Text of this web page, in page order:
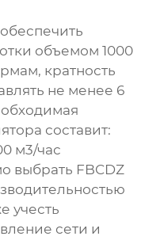
объемом 1000
кратность
не менее 6
составит:
м3/час
выбрать FBCDZ
учесть
сети и